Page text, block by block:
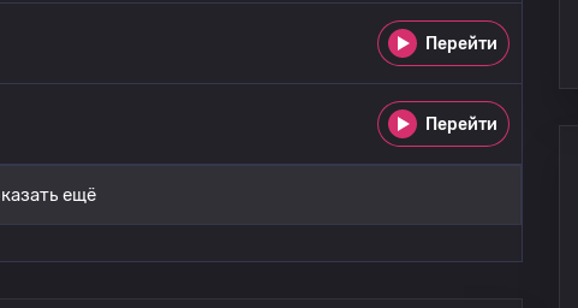
Перейти
Перейти
ещё